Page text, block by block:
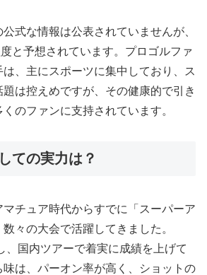
式な情報は公表されていませんが、
と予想されています。プロゴルファ
、主にスポーツに集中しており、ス
は控えめですが、その健康的で引き
のファンに支持されています。
ての実力は？
チュア時代からすでに「スーパーア
々の大会で活躍してきました。
、国内ツアーで着実に成績を上げて
は、パーオン率が高く、ショットの